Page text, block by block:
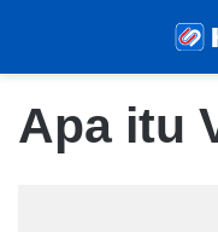
Apa itu